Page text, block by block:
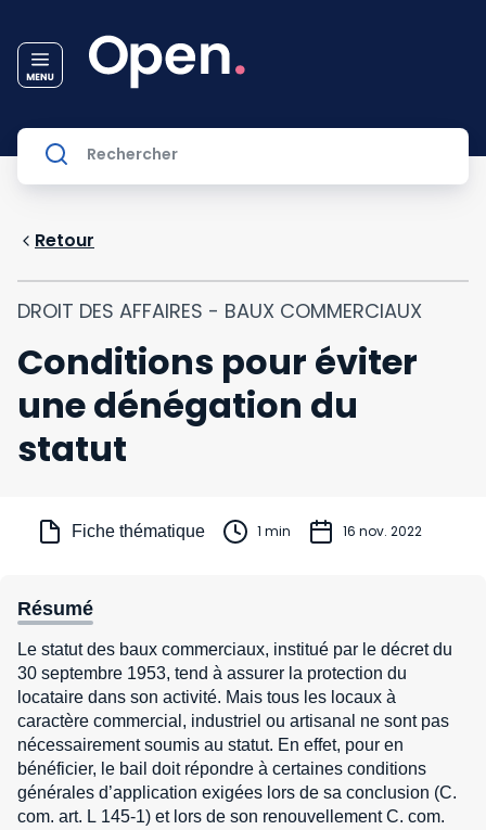
Retour
DROIT DES AFFAIRES - BAUX COMMERCIAUX
Conditions pour éviter
une dénégation du
statut
Fiche thématique 1 min 16 nov. 2022
Résumé
Le statut des baux commerciaux, institué par le décret du
30 septembre 1953, tend à assurer la protection du
locataire dans son activité. Mais tous les locaux à
caractère commercial, industriel ou artisanal ne sont pas
nécessairement soumis au statut. En effet, pour en
bénéficier, le bail doit répondre à certaines conditions
générales d’application exigées lors de sa conclusion (C.
com. art. L 145-1) et lors de son renouvellement C. com.